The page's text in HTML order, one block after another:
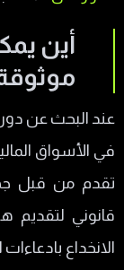
أين
عند البحث عن
في الأسواق
تقدم من قبل
قانوني لتقديم
الانخداع